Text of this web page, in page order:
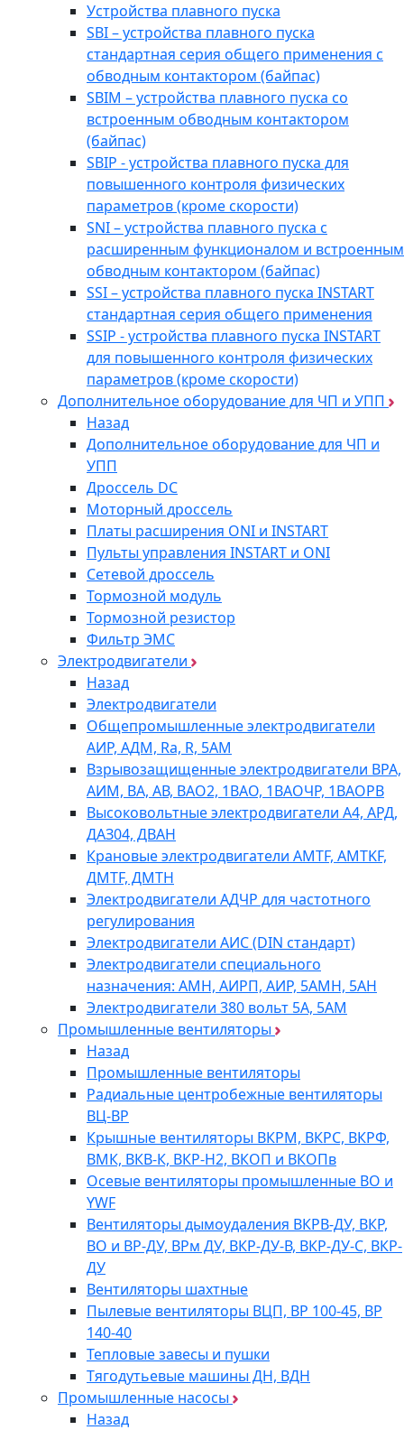
Устройства плавного пуска
SBI – устройства плавного пуска
стандартная серия общего применения с
обводным контактором (байпас)
SBIM – устройства плавного пуска со
встроенным обводным контактором
(байпас)
SBIP - устройства плавного пуска для
повышенного контроля физических
параметров (кроме скорости)
SNI – устройства плавного пуска с
расширенным функционалом и встроенным
обводным контактором (байпас)
SSI – устройства плавного пуска INSTART
стандартная серия общего применения
SSIP - устройства плавного пуска INSTART
для повышенного контроля физических
параметров (кроме скорости)
Дополнительное оборудование для ЧП и УПП
Назад
Дополнительное оборудование для ЧП и
УПП
Дроссель DC
Моторный дроссель
Платы расширения ONI и INSTART
Пульты управления INSTART и ONI
Сетевой дроссель
Тормозной модуль
Тормозной резистор
Фильтр ЭМС
Электродвигатели
Назад
Электродвигатели
Общепромышленные электродвигатели
АИР, АДМ, Ra, R, 5AM
Взрывозащищенные электродвигатели ВРА,
АИМ, ВА, АВ, ВАO2, 1ВАО, 1ВАОЧР, 1ВАОРВ
Высоковольтные электродвигатели A4, АРД,
ДАЗ04, ДВАН
Крановые электродвигатели AMTF, AMTKF,
ДMTF, ДМТН
Электродвигатели АДЧР для частотного
регулирования
Электродвигатели АИС (DIN стандарт)
Электродвигатели специального
назначения: АМН, АИРП, АИР, 5АМН, 5АН
Электродвигатели 380 вольт 5А, 5АМ
Промышленные вентиляторы
Назад
Промышленные вентиляторы
Радиальные центробежные вентиляторы
ВЦ-ВР
Крышные вентиляторы ВКРМ, ВКРС, ВКРФ,
ВМК, ВКВ-К, ВКР-Н2, ВКОП и ВКОПв
Осевые вентиляторы промышленные ВО и
YWF
Вентиляторы дымоудаления ВКРВ-ДУ, ВКР,
ВО и ВР-ДУ, ВРм ДУ, ВКР-ДУ-В, ВКР-ДУ-С, ВКР-
ДУ
Вентиляторы шахтные
Пылевые вентиляторы ВЦП, ВР 100-45, ВР
140-40
Тепловые завесы и пушки
Тягодутьевые машины ДН, ВДН
Промышленные насосы
Назад